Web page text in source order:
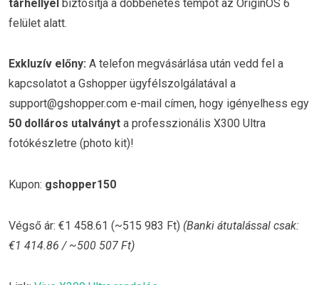
tárhellyel biztosítja a döbbenetes tempót az OriginOS 6
felület alatt.
Exkluzív előny: A telefon megvásárlása után vedd fel a
kapcsolatot a Gshopper ügyfélszolgálatával a
support@gshopper.com e-mail címen, hogy igényelhess egy
50 dolláros utalványt a professzionális X300 Ultra
fotókészletre (photo kit)!
Kupon: gshopper150
Végső ár: €1 458.61 (~515 983 Ft) (Banki átutalással csak:
€1 414.86 / ~500 507 Ft)